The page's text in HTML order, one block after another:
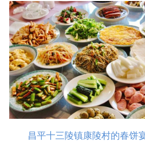
昌平十三陵镇康陵村的春饼